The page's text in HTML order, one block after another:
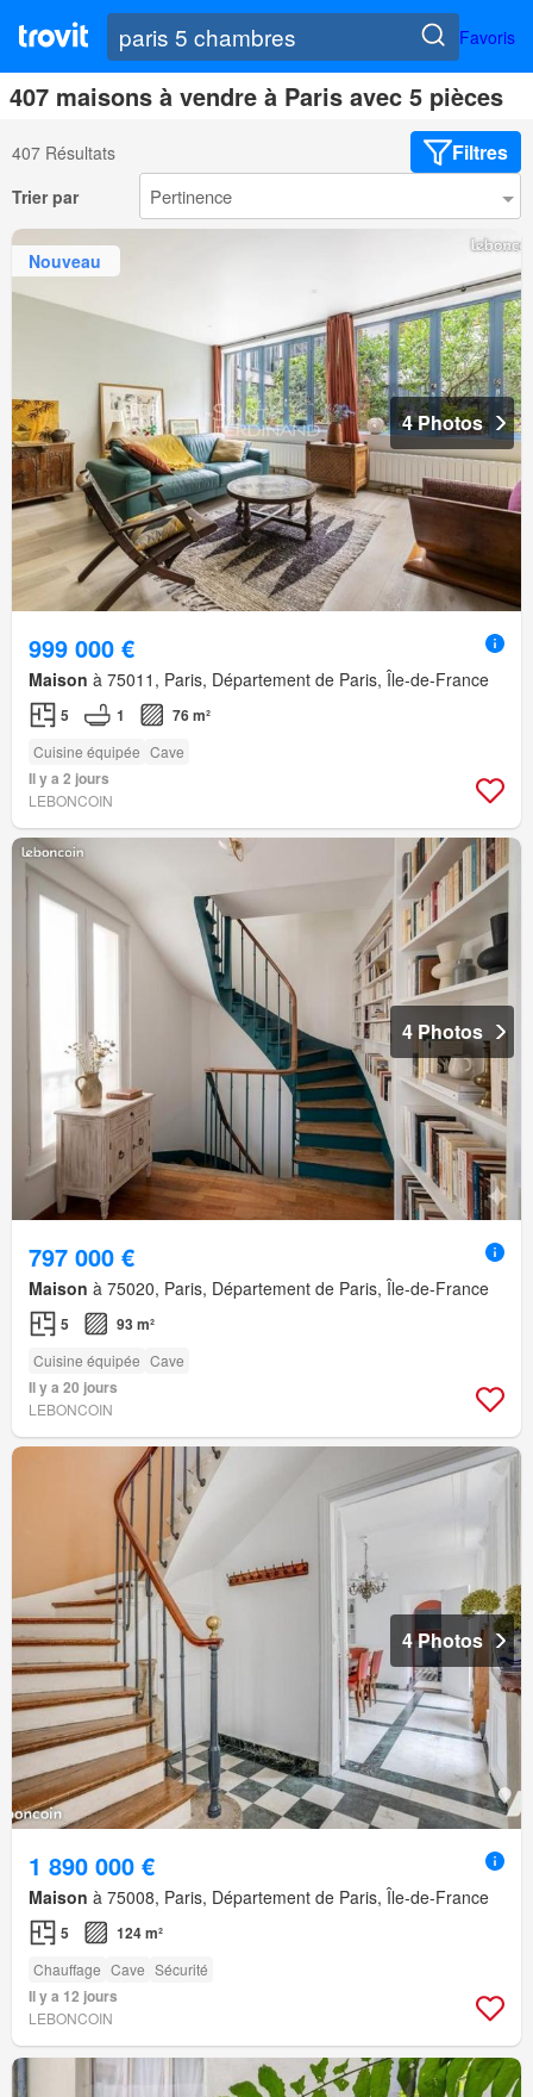
Favoris
407 maisons à vendre à Paris avec 5 pièces
407 Résultats Filtres
Trier par
Nouveau
4 Photos
999 000 €
Maison à 75011, Paris, Département de Paris, Île-de-France
5 1 76 m²
Cuisine équipée Cave
Il y a 2 jours
LEBONCOIN
4 Photos
797 000 €
Maison à 75020, Paris, Département de Paris, Île-de-France
5 93 m²
Cuisine équipée Cave
Il y a 20 jours
LEBONCOIN
4 Photos
1 890 000 €
Maison à 75008, Paris, Département de Paris, Île-de-France
5 124 m²
Chauffage Cave Sécurité
Il y a 12 jours
LEBONCOIN